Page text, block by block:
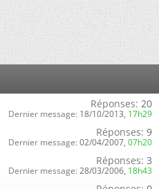
Réponses: 20
Dernier message: 18/10/2013, 17h29
Réponses: 9
Dernier message: 02/04/2007, 07h20
Réponses: 3
Dernier message: 28/03/2006, 18h43